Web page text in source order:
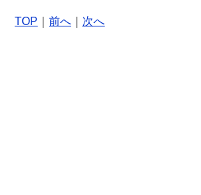
TOP 前へ 次へ